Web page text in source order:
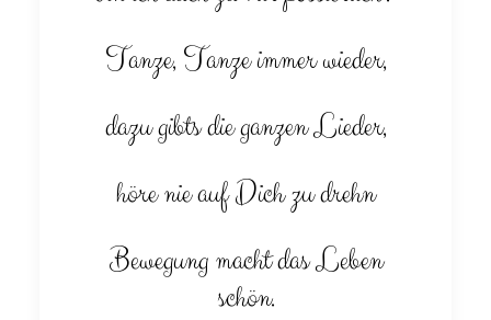
Tanze, Tanze immer wieder,
dazu gibts die ganzen Lieder,
höre nie auf Dich zu drehn
Bewegung macht das Leben
schön.